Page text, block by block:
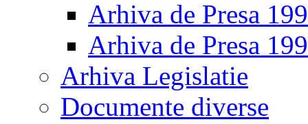
Arhiva de Presa
Arhiva de Presa
Arhiva Legislatie
Documente diverse